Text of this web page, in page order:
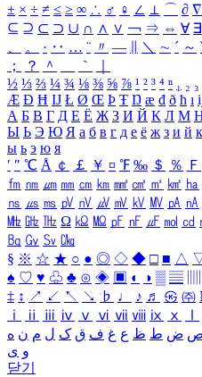
± × ÷ ≠ ≤ ≥ ∞ ∴ ♂ ♀ ∠ ⊥ ⌒ ∂ ∇
⊆ ⊇ ⊂ ⊃ ∪ ∩ ∧ ∨ ￢ ⇒ ⇔ ∀ ∃
、
。 · ‥ … ¨ 〃 ― ＼ ∼ ´ ～
；
？ ＾ ｀
½ ⅓ ⅔ ¼ ¾ ⅛ ⅜ ⅝ ⅞ ¹ ² ³ ⁴ ⁿ ₁ ₂ ₃
Æ Ð Ħ Ĳ Ł Ø Œ Þ Ŧ Ŋ æ đ ð ħ ı
А Б В Г Д Е Ё Ж З И Й К Л М
Ы Ь Э Ю Я а б в г д е ё ж з и й к
ы ь э ю я
′ ″ ℃ Å ￠ ￡ ￥ ¤ ℉ ‰ ＄ ％ Ｆ
㎙ ㎚ ㎛ ㎜ ㎝ ㎞ ㎟ ㎠ ㎡ ㎢ ㏊
㎱ ㎲ ㎳ ㎴ ㎵ ㎶ ㎷ ㎸ ㎹ ㎀ ㎁
㎒ ㎓ ㎔ Ω ㏀ ㏁ ㎊ ㎋ ㎌ ㏖ ㏅
㏃ ㏉ ㏜ ㏆
§ ※ ☆ ★ ○ ● ◎ ◇ ◆ □ ■ △
♠ ♡ ♥ ♧ ♣ ⊙ ◈ ▣ ◐ ◑ ▒ ▤
‡ ↕ ↗ ↙ ↖ ↘ ♭ ♩ ♪ ♬ ㉿ ㈜
ⅰ
ⅱ ⅲ ⅳ ⅴ ⅵ ⅶ ⅷ ⅸ ⅹ
ض ط ظ ع غ ف ق ک ل م ن ه
و ی
닫기